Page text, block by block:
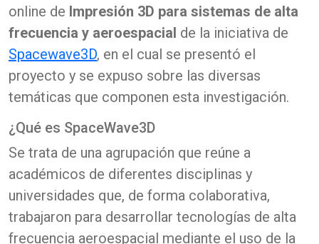
online de Impresión 3D para sistemas de alta
frecuencia y aeroespacial de la iniciativa de
Spacewave3D, en el cual se presentó el
proyecto y se expuso sobre las diversas
temáticas que componen esta investigación.
¿Qué es SpaceWave3D
Se trata de una agrupación que reúne a
académicos de diferentes disciplinas y
universidades que, de forma colaborativa,
trabajaron para desarrollar tecnologías de alta
frecuencia aeroespacial mediante el uso de la